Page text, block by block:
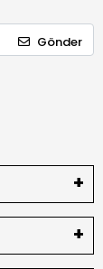
Gönder